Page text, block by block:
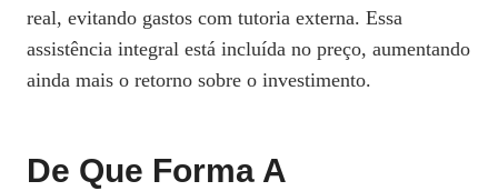
real, evitando gastos com tutoria externa. Essa
assistência integral está incluída no preço, aumentando
ainda mais o retorno sobre o investimento.
De Que Forma A